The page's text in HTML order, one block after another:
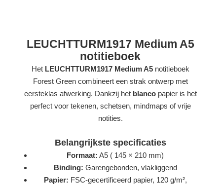
LEUCHTTURM1917 Medium A5
notitieboek
Het LEUCHTTURM1917 Medium A5notitieboek
Forest Green combineert een strak ontwerp met
eersteklas afwerking. Dankzij het blancopapier is het
perfect voor tekenen, schetsen, mindmaps of vrije
notities.
Belangrijkste specificaties
Formaat: A5 ( 145 × 210 mm)
Binding: Garengebonden, vlakliggend
Papier: FSC-gecertificeerd papier, 120 g/m²,